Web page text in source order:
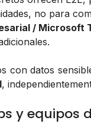
no para
/ Microsoft
con datos
,
y equipos